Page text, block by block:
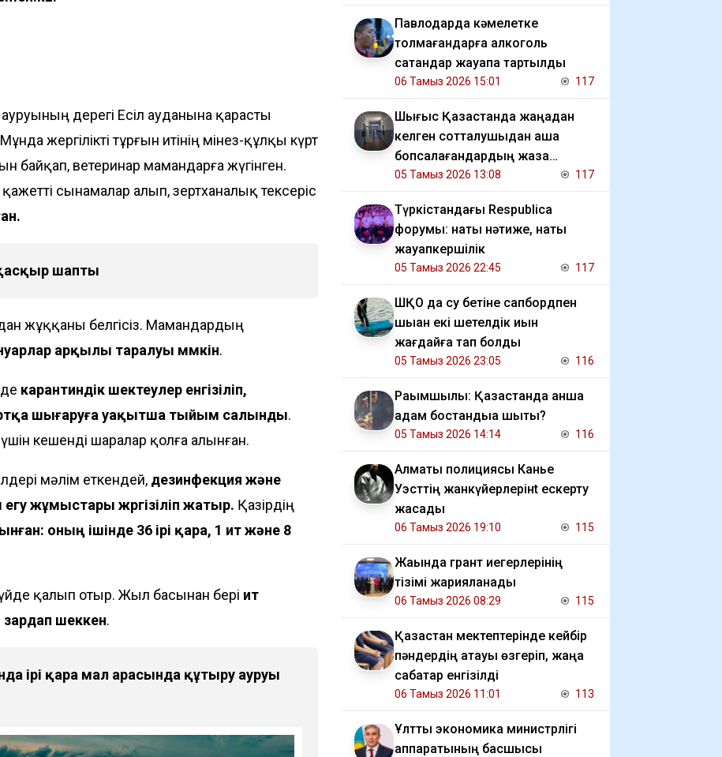
дерегі Есіл ауданына қарасты
жергілікті тұрғын итінің мінез-құлқы күрт
байқап, ветеринар мамандарға жүгінген.
сынамалар алып, зертханалық тексеріс
шапты
жұққаны белгісіз. Мамандардың
арқылы таралуы мүмкін.
карантиндік шектеулер енгізіліп,
шығаруға уақытша тыйым салынды.
кешенді шаралар қолға алынған.
мәлім еткендей, дезинфекция және
жұмыстары жүргізіліп жатыр. Қазірдің
оның ішінде 36 ірі қара, 1 ит және 8
қалып отыр. Жыл басынан бері ит
шеккен.
ірі қара мал арасында құтыру ауруы
Павлодарда кәмелетке
толмағандарға алкоголь
сатқандар жауапқа тартылды
06 Тамыз 2026 15:01 117
Шығыс Қазақстанда жаңадан
келген сотталушыдан ақша
бопсалағандардың жаза
мерзімі ұзартылды
05 Тамыз 2026 13:08 117
Түркістандағы Respublica
форумы: нақты нәтиже, нақты
жауапкершілік
05 Тамыз 2026 22:45 117
ШҚО да су бетіне сапбордпен
шыққан екі шетелдік қиын
жағдайға тап болды
05 Тамыз 2026 23:05 116
Рақымшылық: Қазақстанда қанша
адам бостандыққа шықты?
05 Тамыз 2026 14:14 116
Алматы полициясы Канье
Уэсттің жанкүйерлерінt ескерту
жасады
06 Тамыз 2026 19:10 115
Жақында грант иегерлерінің
тізімі жарияланады
06 Тамыз 2026 08:29 115
Қазақстан мектептерінде кейбір
пәндердің атауы өзгеріп, жаңа
сабақтар енгізілді
06 Тамыз 2026 11:01 113
Ұлттық экономика министрлігі
аппаратының басшысы